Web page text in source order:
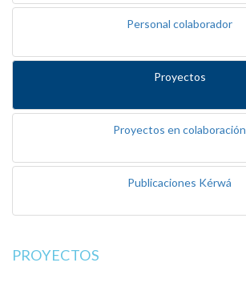
Personal colaborador
Proyectos
Proyectos en colaboración
Publicaciones Kérwá
PROYECTOS